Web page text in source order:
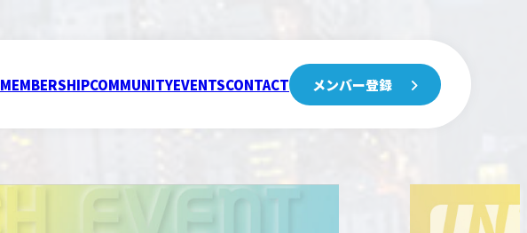
MEMBERSHIPCOMMUNITYEVENTSCONTACT メンバー登録